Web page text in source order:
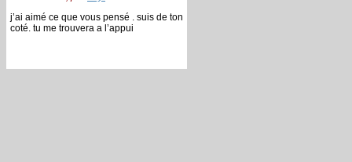
j’ai aimé ce que vous pensé . suis de ton
coté. tu me trouvera a l’appui